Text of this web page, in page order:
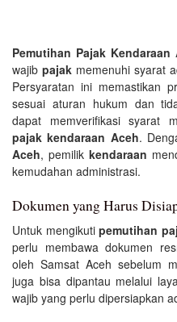
Pemutihan Pajak Kendaraan
wajib pajak memenuhi syarat
Persyaratan ini memastikan
sesuai aturan hukum dan
dapat memverifikasi syarat
pajak kendaraan Aceh.
Aceh, pemilik kendaraan
kemudahan administrasi.
Dokumen yang Harus
Untuk mengikutipemutihan
perlu membawa dokumen
oleh Samsat Aceh sebelum
juga bisa dipantau melalui
wajib yang perlu dipersiapkan